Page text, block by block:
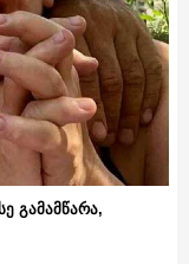
გამამწარა,